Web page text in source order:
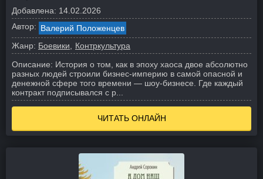
Добавлена: 14.02.2026
Автор: Валерий Положенцев
Жанр: Боевики
Контркультура
Описание: История о том, как в эпоху хаоса двое абсолютно
разных людей строили бизнес-империю в самой опасной и
денежной сфере того времени — шоу-бизнесе. Где каждый
контракт подписывался с р...
ЧИТАТЬ ОНЛАЙН